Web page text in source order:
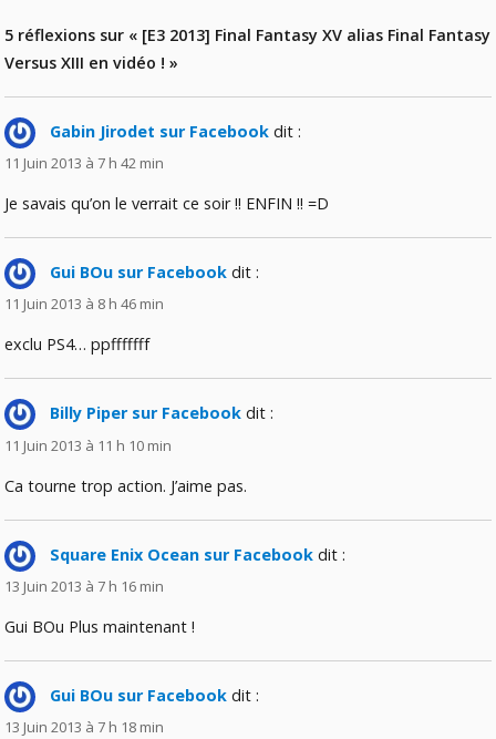
5 réflexions sur « [E3 2013] Final Fantasy XV alias Final Fantasy
Versus XIII en vidéo ! »
Gabin Jirodet sur Facebook dit :
11 Juin 2013 à 7 h 42 min
Je savais qu’on le verrait ce soir !! ENFIN !! =D
Gui BOu sur Facebook dit :
11 Juin 2013 à 8 h 46 min
exclu PS4… ppfffffff
Billy Piper sur Facebook dit :
11 Juin 2013 à 11 h 10 min
Ca tourne trop action. J’aime pas.
Square Enix Ocean sur Facebook dit :
13 Juin 2013 à 7 h 16 min
Gui BOu Plus maintenant !
Gui BOu sur Facebook dit :
13 Juin 2013 à 7 h 18 min